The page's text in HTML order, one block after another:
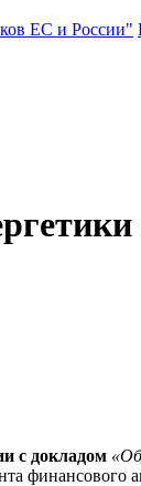
ЕС и России"
с докладом
финансового